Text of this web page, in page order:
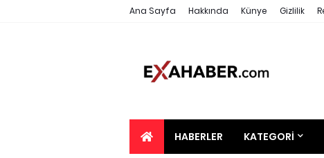
Ana Sayfa Hakkında Künye Gizlilik
HABERLER KATEGORI